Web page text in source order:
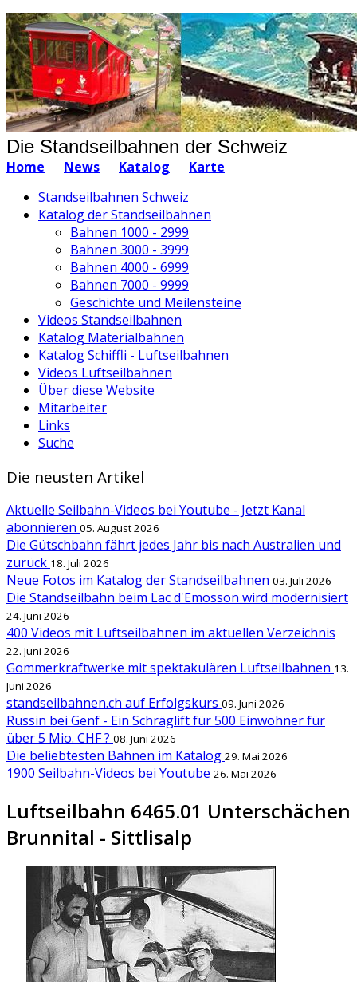
Die Standseilbahnen der Schweiz
Home News Katalog
Karte
Standseilbahnen Schweiz
Katalog der Standseilbahnen
Bahnen 1000 - 2999
Bahnen 3000 - 3999
Bahnen 4000 - 6999
Bahnen 7000 - 9999
Geschichte und Meilensteine
Videos Standseilbahnen
Katalog Materialbahnen
Katalog Schiffli - Luftseilbahnen
Videos Luftseilbahnen
Über diese Website
Mitarbeiter
Links
Suche
Die neusten Artikel
Aktuelle Seilbahn-Videos bei Youtube - Jetzt Kanal
abonnieren 05. August 2026
Die Gütschbahn fährt jedes Jahr bis nach Australien und
zurück 18. Juli 2026
Neue Fotos im Katalog der Standseilbahnen 03. Juli 2026
Die Standseilbahn beim Lac d'Emosson wird modernisiert
24. Juni 2026
400 Videos mit Luftseilbahnen im aktuellen Verzeichnis
22. Juni 2026
Gommerkraftwerke mit spektakulären Luftseilbahnen 13.
Juni 2026
standseilbahnen.ch auf Erfolgskurs 09. Juni 2026
Russin bei Genf - Ein Schräglift für 500 Einwohner für
über 5 Mio. CHF ? 08. Juni 2026
Die beliebtesten Bahnen im Katalog 29. Mai 2026
1900 Seilbahn-Videos bei Youtube 26. Mai 2026
Luftseilbahn 6465.01 Unterschächen
Brunnital - Sittlisalp